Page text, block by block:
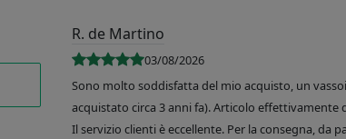
R. de Martino
03/08/2026
Sono molto soddisfatta del mio acquisto, un
acquistato circa 3 anni fa). Articolo
Il servizio clienti è eccellente. Per la consegna,